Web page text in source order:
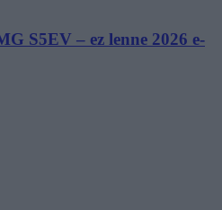
S5EV – ez lenne 2026 e-